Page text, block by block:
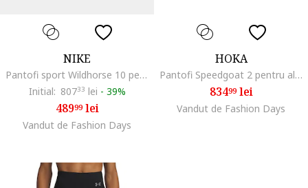
NIKE
Pantofi sport Wildhorse 10 pentru alergare pe teren accidentat, Negru/Portocaliu mandarina/Alb murdar
Initial: 80733 lei - 39%
48999lei
Vandut de Fashion Days
HOKA
Pantofi Speedgoat 2 pentru alergare pe teren accidentat
83499lei
Vandut de Fashion Days